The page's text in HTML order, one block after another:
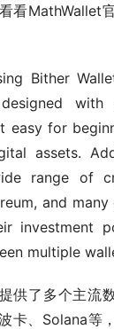
看MathWallet
Bither
with
easy for
assets.
range of
and
investment
multiple
供了多个主流
卡、Solana等